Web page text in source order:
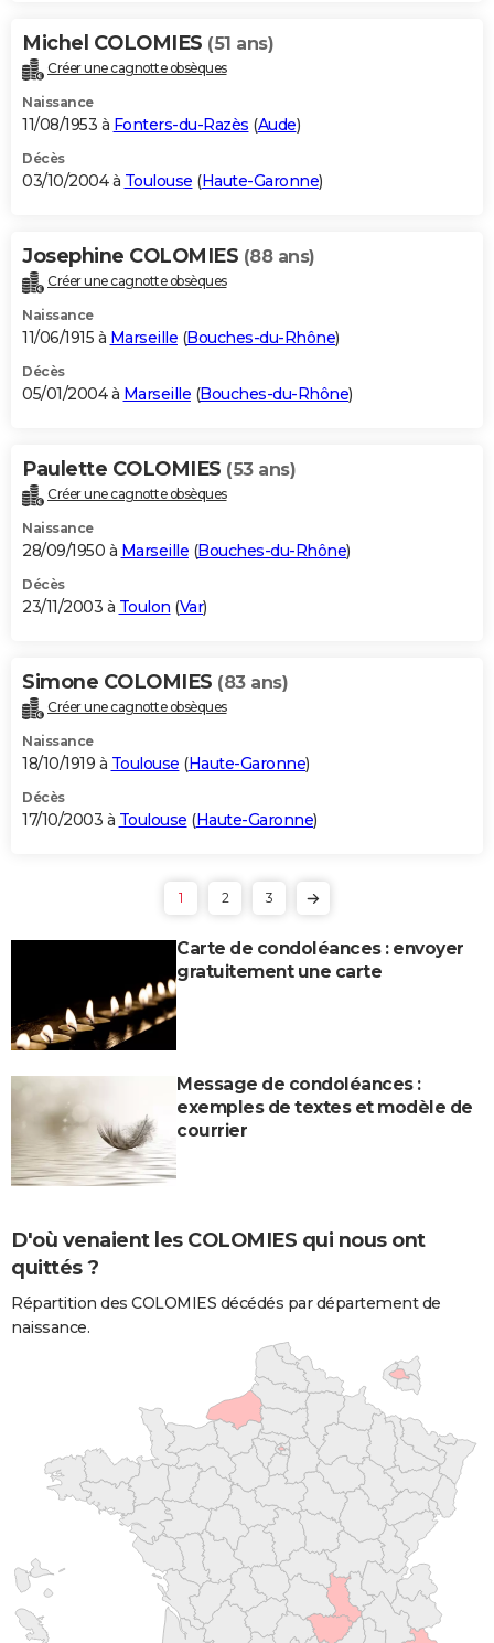
Michel COLOMIES (51 ans)
Créer une cagnotte obsèques
Naissance
11/08/1953 à Fonters-du-Razès (Aude)
Décès
03/10/2004 à Toulouse (Haute-Garonne)
Josephine COLOMIES (88 ans)
Créer une cagnotte obsèques
Naissance
11/06/1915 à Marseille (Bouches-du-Rhône)
Décès
05/01/2004 à Marseille (Bouches-du-Rhône)
Paulette COLOMIES (53 ans)
Créer une cagnotte obsèques
Naissance
28/09/1950 à Marseille (Bouches-du-Rhône)
Décès
23/11/2003 à Toulon (Var)
Simone COLOMIES (83 ans)
Créer une cagnotte obsèques
Naissance
18/10/1919 à Toulouse (Haute-Garonne)
Décès
17/10/2003 à Toulouse (Haute-Garonne)
1 2 3
Carte de condoléances : envoyer
gratuitement une carte
Message de condoléances :
exemples de textes et modèle de
courrier
D'où venaient les COLOMIES qui nous ont
quittés ?
Répartition des COLOMIES décédés par département de
naissance.